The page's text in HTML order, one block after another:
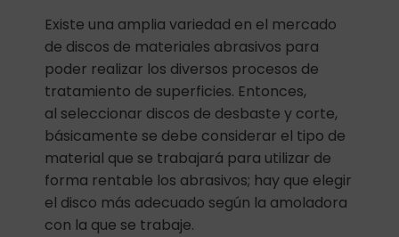
Existe una amplia variedad en el mercado
de discos de materiales abrasivos para
poder realizar los diversos procesos de
tratamiento de superficies. Entonces,
al seleccionar discos de desbaste y corte,
básicamente se debe considerar el tipo de
material que se trabajará para utilizar de
forma rentable los abrasivos; hay que elegir
el disco más adecuado según la amoladora
con la que se trabaje.